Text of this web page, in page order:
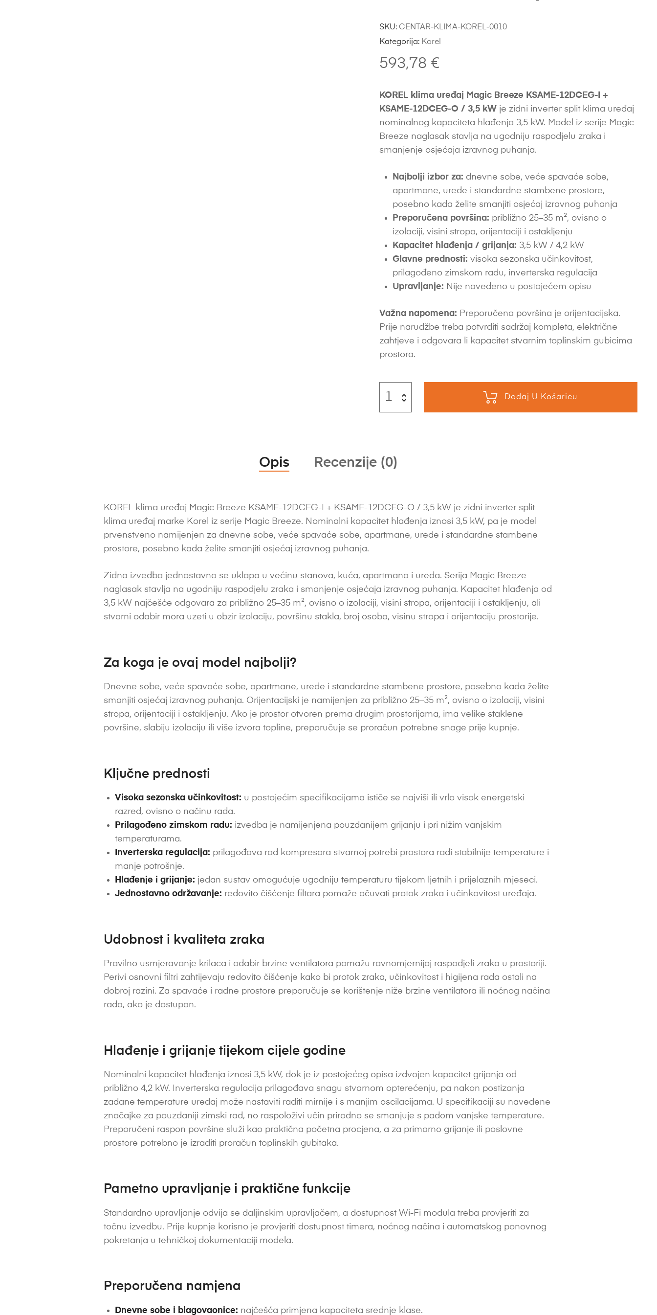
593,78 €
KOREL klima uređaj Magic Breeze KSAME-12DCEG-I +
KSAME-12DCEG-O / 3,5 kW je zidni inverter split klima uređaj
nominalnog kapaciteta hlađenja 3,5 kW. Model iz serije Magic
Breeze naglasak stavlja na ugodniju raspodjelu zraka i
smanjenje osjećaja izravnog puhanja.
Najbolji izbor za: dnevne sobe, veće spavaće sobe,
apartmane, urede i standardne stambene prostore,
posebno kada želite smanjiti osjećaj izravnog puhanja
Preporučena površina: približno 25–35 m², ovisno o
izolaciji, visini stropa, orijentaciji i ostakljenju
Kapacitet hlađenja / grijanja: 3,5 kW / 4,2 kW
Glavne prednosti: visoka sezonska učinkovitost,
prilagođeno zimskom radu, inverterska regulacija
Upravljanje: Nije navedeno u postojećem opisu
Važna napomena: Preporučena površina je orijentacijska.
Prije narudžbe treba potvrditi sadržaj kompleta, električne
zahtjeve i odgovara li kapacitet stvarnim toplinskim gubicima
prostora.
Dodaj U Košaricu
SKU: CENTAR-KLIMA-KOREL-0010
Kategorija: Korel
Opis Recenzije (0)
KOREL klima uređaj Magic Breeze KSAME-12DCEG-I + KSAME-12DCEG-O / 3,5 kW je zidni inverter split
klima uređaj marke Korel iz serije Magic Breeze. Nominalni kapacitet hlađenja iznosi 3,5 kW, pa je model
prvenstveno namijenjen za dnevne sobe, veće spavaće sobe, apartmane, urede i standardne stambene
prostore, posebno kada želite smanjiti osjećaj izravnog puhanja.
Zidna izvedba jednostavno se uklapa u većinu stanova, kuća, apartmana i ureda. Serija Magic Breeze
naglasak stavlja na ugodniju raspodjelu zraka i smanjenje osjećaja izravnog puhanja. Kapacitet hlađenja od
3,5 kW najčešće odgovara za približno 25–35 m², ovisno o izolaciji, visini stropa, orijentaciji i ostakljenju, ali
stvarni odabir mora uzeti u obzir izolaciju, površinu stakla, broj osoba, visinu stropa i orijentaciju prostorije.
Za koga je ovaj model najbolji?
Dnevne sobe, veće spavaće sobe, apartmane, urede i standardne stambene prostore, posebno kada želite
smanjiti osjećaj izravnog puhanja. Orijentacijski je namijenjen za približno 25–35 m², ovisno o izolaciji, visini
stropa, orijentaciji i ostakljenju. Ako je prostor otvoren prema drugim prostorijama, ima velike staklene
površine, slabiju izolaciju ili više izvora topline, preporučuje se proračun potrebne snage prije kupnje.
Ključne prednosti
Visoka sezonska učinkovitost: u postojećim specifikacijama ističe se najviši ili vrlo visok energetski
razred, ovisno o načinu rada.
Prilagođeno zimskom radu: izvedba je namijenjena pouzdanijem grijanju i pri nižim vanjskim
temperaturama.
Inverterska regulacija: prilagođava rad kompresora stvarnoj potrebi prostora radi stabilnije temperature i
manje potrošnje.
Hlađenje i grijanje: jedan sustav omogućuje ugodniju temperaturu tijekom ljetnih i prijelaznih mjeseci.
Jednostavno održavanje: redovito čišćenje filtara pomaže očuvati protok zraka i učinkovitost uređaja.
Udobnost i kvaliteta zraka
Pravilno usmjeravanje krilaca i odabir brzine ventilatora pomažu ravnomjernijoj raspodjeli zraka u prostoriji.
Perivi osnovni filtri zahtijevaju redovito čišćenje kako bi protok zraka, učinkovitost i higijena rada ostali na
dobroj razini. Za spavaće i radne prostore preporučuje se korištenje niže brzine ventilatora ili noćnog načina
rada, ako je dostupan.
Hlađenje i grijanje tijekom cijele godine
Nominalni kapacitet hlađenja iznosi 3,5 kW, dok je iz postojećeg opisa izdvojen kapacitet grijanja od
približno 4,2 kW. Inverterska regulacija prilagođava snagu stvarnom opterećenju, pa nakon postizanja
zadane temperature uređaj može nastaviti raditi mirnije i s manjim oscilacijama. U specifikaciji su navedene
značajke za pouzdaniji zimski rad, no raspoloživi učin prirodno se smanjuje s padom vanjske temperature.
Preporučeni raspon površine služi kao praktična početna procjena, a za primarno grijanje ili poslovne
prostore potrebno je izraditi proračun toplinskih gubitaka.
Pametno upravljanje i praktične funkcije
Standardno upravljanje odvija se daljinskim upravljačem, a dostupnost Wi-Fi modula treba provjeriti za
točnu izvedbu. Prije kupnje korisno je provjeriti dostupnost timera, noćnog načina i automatskog ponovnog
pokretanja u tehničkoj dokumentaciji modela.
Preporučena namjena
Dnevne sobe i blagovaonice: najčešća primjena kapaciteta srednje klase.